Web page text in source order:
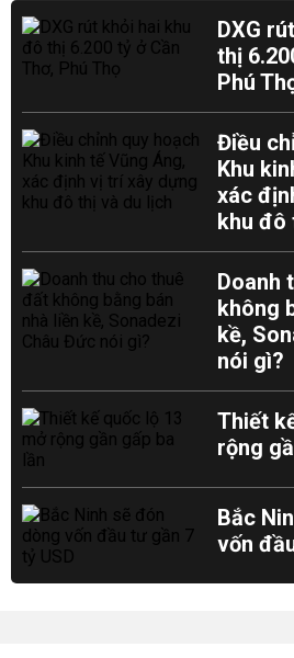
DXG
thị
Phú
Điều
Khu
xác
khu đô
Doanh
không
kề,
nói gì?
Thiết
rộng
Bắc
vốn